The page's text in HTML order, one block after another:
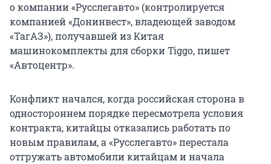
о компании «Русслегавто» (контролируется
компанией «Донинвест», владеющей заводом
«ТагАЗ»), получавшей из Китая
машинокомплекты для сборки Tiggo, пишет
«Автоцентр».
Конфликт начался, когда российская сторона в
одностороннем порядке пересмотрела условия
контракта, китайцы отказались работать по
новым правилам, а «Русслегавто» перестала
отгружать автомобили китайцам и начала